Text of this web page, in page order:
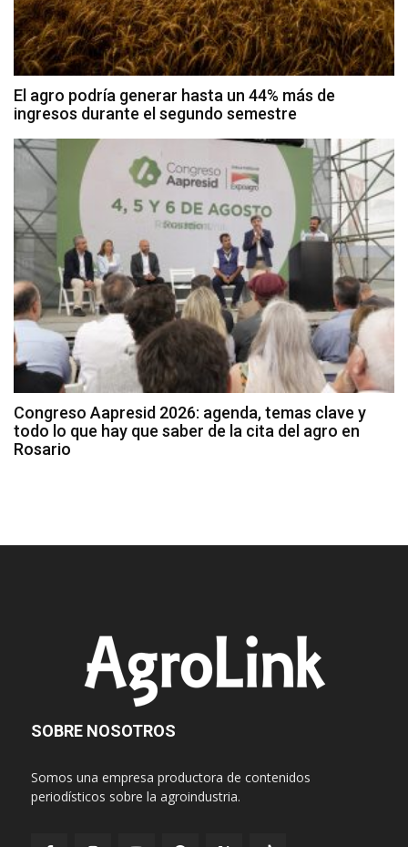
El agro podría generar hasta un 44% más de
ingresos durante el segundo semestre
Congreso Aapresid 2026: agenda, temas clave y
todo lo que hay que saber de la cita del agro en
Rosario
SOBRE NOSOTROS
Somos una empresa productora de contenidos
periodísticos sobre la agroindustria.